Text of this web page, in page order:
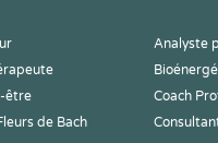
Analyste
être Coach
de Bach